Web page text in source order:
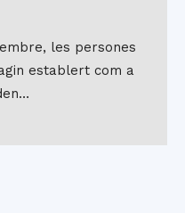
les persones
establert com a